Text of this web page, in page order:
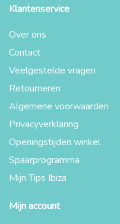
Klantenservice
Over ons
Contact
Veelgestelde vragen
Retourneren
Algemene voorwaarden
Privacyverklaring
Openingstijden winkel
Spaarprogramma
Mijn Tips Ibiza
Mijn account